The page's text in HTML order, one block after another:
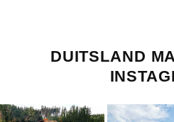
DUITSLAND